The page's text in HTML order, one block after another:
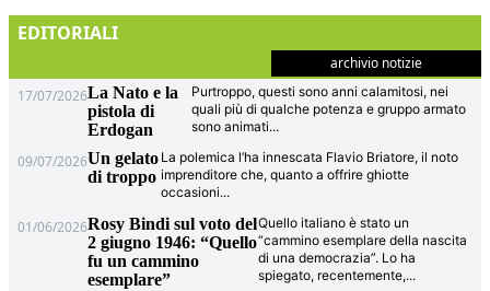
EDITORIALI
archivio notizie
17/07/2026La Nato e la
pistola di
Erdogan
Purtroppo, questi sono anni calamitosi, nei
quali più di qualche potenza e gruppo armato
sono animati...
09/07/2026Un gelato
di troppo
La polemica l’ha innescata Flavio Briatore, il noto
imprenditore che, quanto a offrire ghiotte
occasioni...
01/06/2026Rosy Bindi sul voto del
2 giugno 1946: “Quello
fu un cammino
esemplare”
Quello italiano è stato un
“cammino esemplare della nascita
di una democrazia”. Lo ha
spiegato, recentemente,...